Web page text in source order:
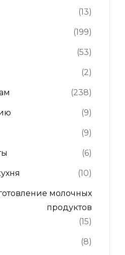
(13)
(199)
(53)
(2)
(238)
(9)
(9)
(6)
(10)
молочных
продуктов
(15)
(8)